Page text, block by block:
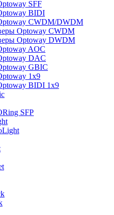
SFF
BIDI
CWDM/DWDM
Optoway CWDM
Optoway DWDM
AOC
DAC
GBIC
1х9
BIDI 1x9
SFP